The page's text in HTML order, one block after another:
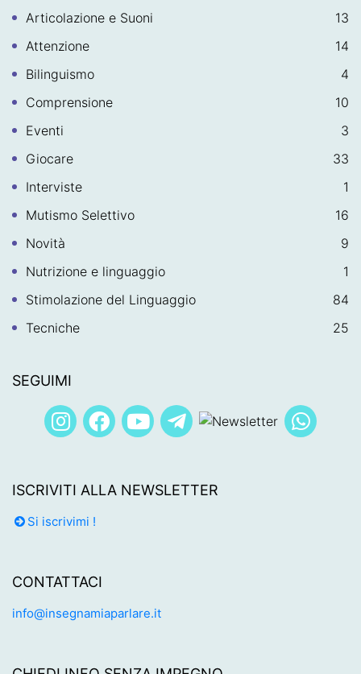
Articolazione e Suoni
13
Attenzione
14
Bilinguismo
4
Comprensione
10
Eventi
3
Giocare
33
Interviste
1
Mutismo Selettivo
16
Novità
9
Nutrizione e linguaggio
1
Stimolazione del Linguaggio
84
Tecniche
25
SEGUIMI
ISCRIVITI ALLA NEWSLETTER
Si iscrivimi !
CONTATTACI
info@insegnamiaparlare.it